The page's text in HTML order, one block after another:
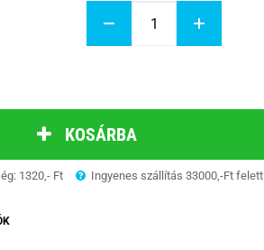
KOSÁRBA
1320,- Ft Ingyenes szállítás 33000,-Ft felett